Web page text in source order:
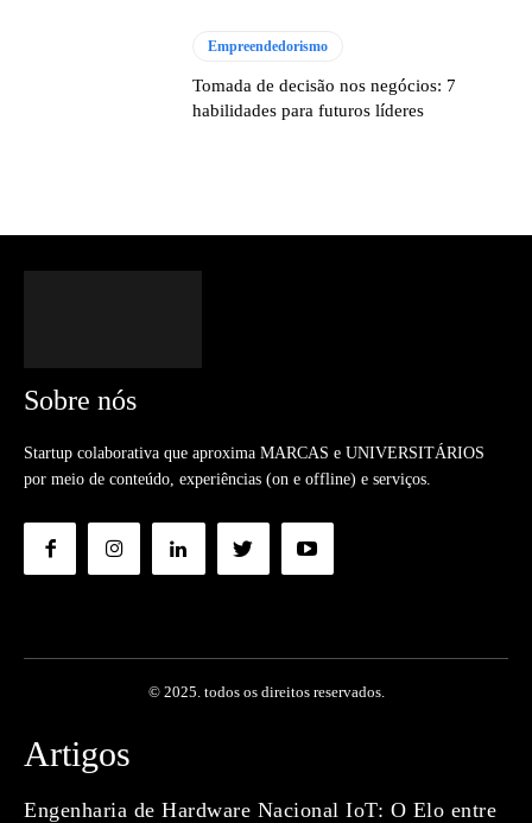
Empreendedorismo
Tomada de decisão nos negócios: 7
habilidades para futuros líderes
Sobre nós
Startup colaborativa que aproxima MARCAS e UNIVERSITÁRIOS
por meio de conteúdo, experiências (on e offline) e serviços.
© 2025. todos os direitos reservados.
Artigos
Engenharia de Hardware Nacional IoT: O Elo entre